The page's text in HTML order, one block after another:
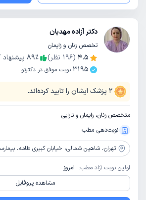
دکتر آزاده مهدیان
تخصص زنان و زایمان
4.5
(
196 نظر) 89٪
پیشنهاد
3195 نوبت موفق در دکترتو
2 پزشک ایشان را تایید کرده‌اند.
متخصص زنان، زایمان و نازایی
نوبت‌دهی مطب
تهران، شاهین شمالی، خیابان کبیری طامه، بیمارستان عرفان نیایش، طبقه دوم،
اولین نوبت آزاد مطب: امروز
مشاهده پروفایل